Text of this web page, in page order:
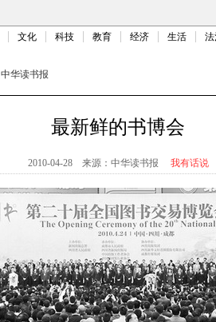
文化 科技 教育 经济 生活
中华读书报
最新鲜的书博会
2010-04-28 来源：中华读书报 我有话说